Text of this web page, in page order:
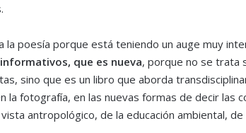
la poesía porque está teniendo un auge muy
que es nueva, porque no se trata
sino que es un libro que aborda
la fotografía, en las nuevas formas de decir las
antropológico, de la educación ambiental,